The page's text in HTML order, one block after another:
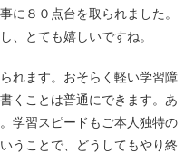
に８０点台を取られました。
、とても嬉しいですね。
れます。おそらく軽い学習障
くことは普通にできます。あ
学習スピードもご本人独特の
うことで、どうしてもやり終